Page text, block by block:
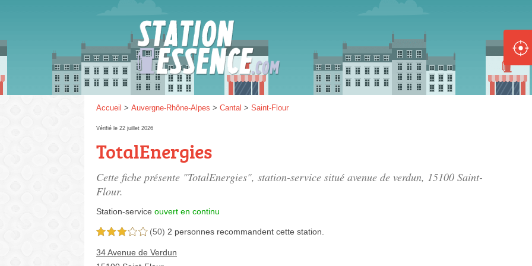
Accueil > Auvergne-Rhône-Alpes > Cantal > Saint-Flour
Vérifié le 22 juillet 2026
TotalEnergies
Cette fiche présente "TotalEnergies", station-service situé avenue de verdun, 15100 Saint-
Flour.
Station-service ouvert en continu
3,0 étoiles sur 5 (50) 2 personnes recommandent cette station.
34 Avenue de Verdun
Gazole :
Disponible Épuisé
SP 98 :
Disponible Épuisé